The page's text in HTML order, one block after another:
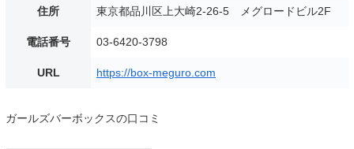
住所 東京都品川区上大崎2-26-5 メグロードビル2F
電話番号 03-6420-3798
URL https://box-meguro.com
ガールズバーボックスの口コミ